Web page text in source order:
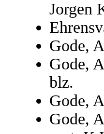
Jorgen
Gode,
Gode,
blz.
Gode,
Gode,